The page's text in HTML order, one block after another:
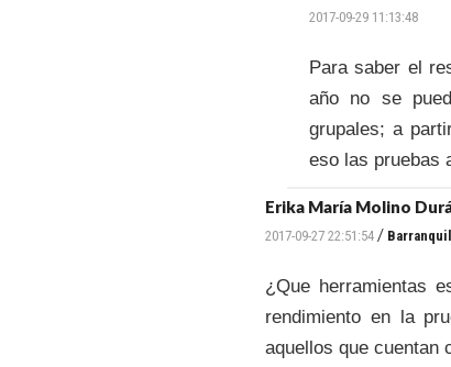
2017-09-29 11:13:48
Para saber el
año no se
grupales; a
eso las pruebas
Erika María Molino
2017-09-27 22:51:54 /
¿Que herramientas
rendimiento en la
aquellos que cuentan